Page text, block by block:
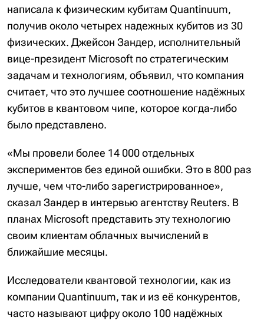
написала к физическим кубитам Quantinuum,
получив около четырех надежных кубитов из 30
физических. Джейсон Зандер, исполнительный
вице-президент Microsoft по стратегическим
задачам и технологиям, объявил, что компания
считает, что это лучшее соотношение надёжных
кубитов в квантовом чипе, которое когда-либо
было представлено.
«Мы провели более 14 000 отдельных
экспериментов без единой ошибки. Это в 800 раз
лучше, чем что-либо зарегистрированное»,
сказал Зандер в интервью агентству Reuters. В
планах Microsoft представить эту технологию
своим клиентам облачных вычислений в
ближайшие месяцы.
Исследователи квантовой технологии, как из
компании Quantinuum, так и из её конкурентов,
часто называют цифру около 100 надёжных